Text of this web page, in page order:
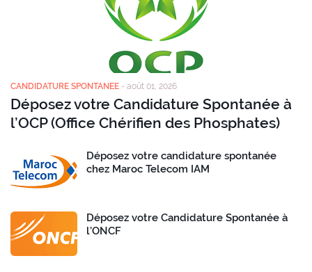
CANDIDATURE SPONTANEE - août 01, 2026
Déposez votre Candidature Spontanée à
l’OCP (Office Chérifien des Phosphates)
Déposez votre candidature spontanée
chez Maroc Telecom IAM
Déposez votre Candidature Spontanée à
l’ONCF